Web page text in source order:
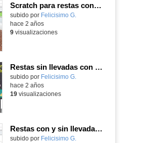
Scratch para restas con o sin llevadas.
Contenido educativo.
subido por Felicisimo G.
hace 2 años
9visualizaciones
Restas sin llevadas con Scratch
Contenido educativo.
subido por Felicisimo G.
hace 2 años
19visualizaciones
Restas con y sin llevadas con Scratch
Contenido educativo.
subido por Felicisimo G.